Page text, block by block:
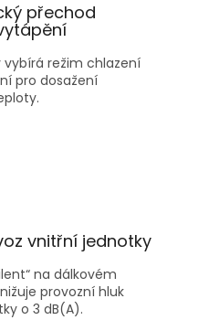
přechod
režim chlazení
pro dosažení
vnitřní jednotky
na dálkovém
provozní hluk
o 3 dB(A).